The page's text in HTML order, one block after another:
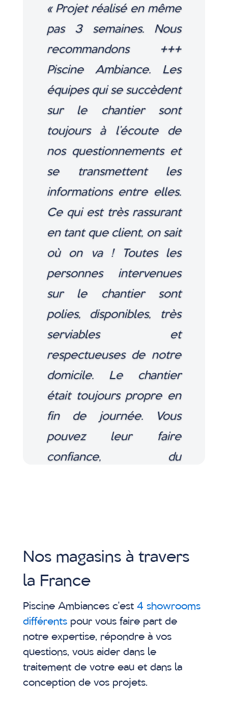
« Projet réalisé en même
pas 3 semaines. Nous
recommandons +++
Piscine Ambiance. Les
équipes qui se succèdent
sur le chantier sont
toujours à l’écoute de
nos questionnements et
se transmettent les
informations entre elles.
Ce qui est très rassurant
en tant que client, on sait
où on va ! Toutes les
personnes intervenues
sur le chantier sont
polies, disponibles, très
serviables et
respectueuses de notre
domicile. Le chantier
était toujours propre en
fin de journée. Vous
pouvez leur faire
confiance, du
métier ; on voit
l’expérience et le savoir-
faire. »
Nos magasins à travers
la France
Piscine Ambiances c’est 4 showrooms
différentspour vous faire part de
notre expertise, répondre à vos
questions, vous aider dans le
traitement de votre eau et dans la
conception de vos projets.